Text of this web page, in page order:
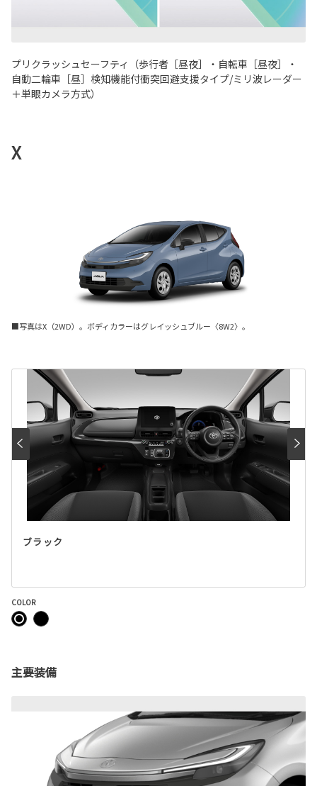
プリクラッシュセーフティ（歩行者［昼夜］・自転車［昼夜］・
自動二輪車［昼］検知機能付衝突回避支援タイプ/ミリ波レーダー
＋単眼カメラ方式）
X
■写真はX（2WD）。ボディカラーはグレイッシュブルー〈8W2〉。
ブラック
COLOR
主要装備